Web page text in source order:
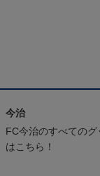
今治
FC今治のすべての
はこちら！